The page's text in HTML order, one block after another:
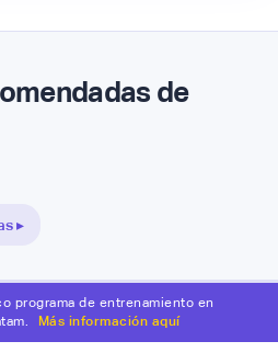
de
▸
programa de entrenamiento en
Más información aquí